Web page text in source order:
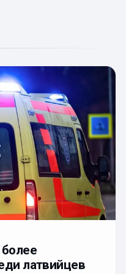
латвийцев